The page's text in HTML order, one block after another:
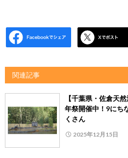
関連記事
【千葉県・佐倉天
年祭開催中！9にち
くさん
2025年12月15日